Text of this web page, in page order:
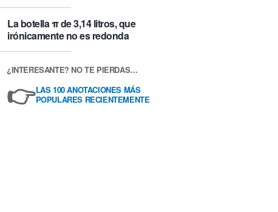
La botella π de 3,14 litros, que
irónicamente no es redonda
¿INTERESANTE? NO TE PIERDAS…
👉LAS 100 ANOTACIONES MÁS
POPULARES RECIENTEMENTE